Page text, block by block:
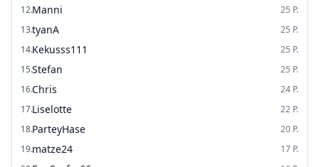
12.Manni 25 P.
13.tyanA 25 P.
14.Kekusss111 25 P.
15.Stefan 25 P.
16.Chris 24 P.
17.Liselotte 22 P.
18.ParteyHase 20 P.
19.matze24 17 P.